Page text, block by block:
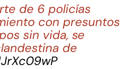
de 6 policías
con presuntos
sin vida, se
de